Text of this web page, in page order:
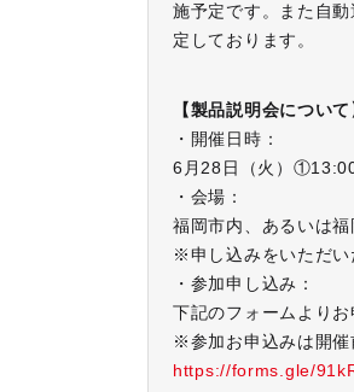
施予定です。また自
定しております。
【製品説明会について
・開催日時：
6月28日（火）
・会場：
福岡市内、あるいは
※申し込みをいただい
・参加申し込み：
下記のフォームよりお
※参加お申込みは開催
https://forms.gle/